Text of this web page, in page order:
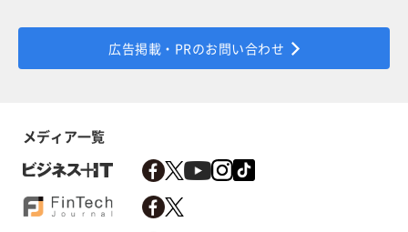
広告掲載・PRのお問い合わせ
メディア一覧